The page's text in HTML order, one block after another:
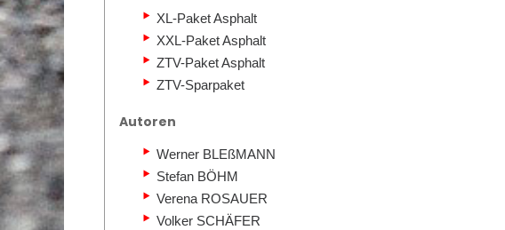
XL-Paket Asphalt
XXL-Paket Asphalt
ZTV-Paket Asphalt
ZTV-Sparpaket
Autoren
Werner BLEßMANN
Stefan BÖHM
Verena ROSAUER
Volker SCHÄFER